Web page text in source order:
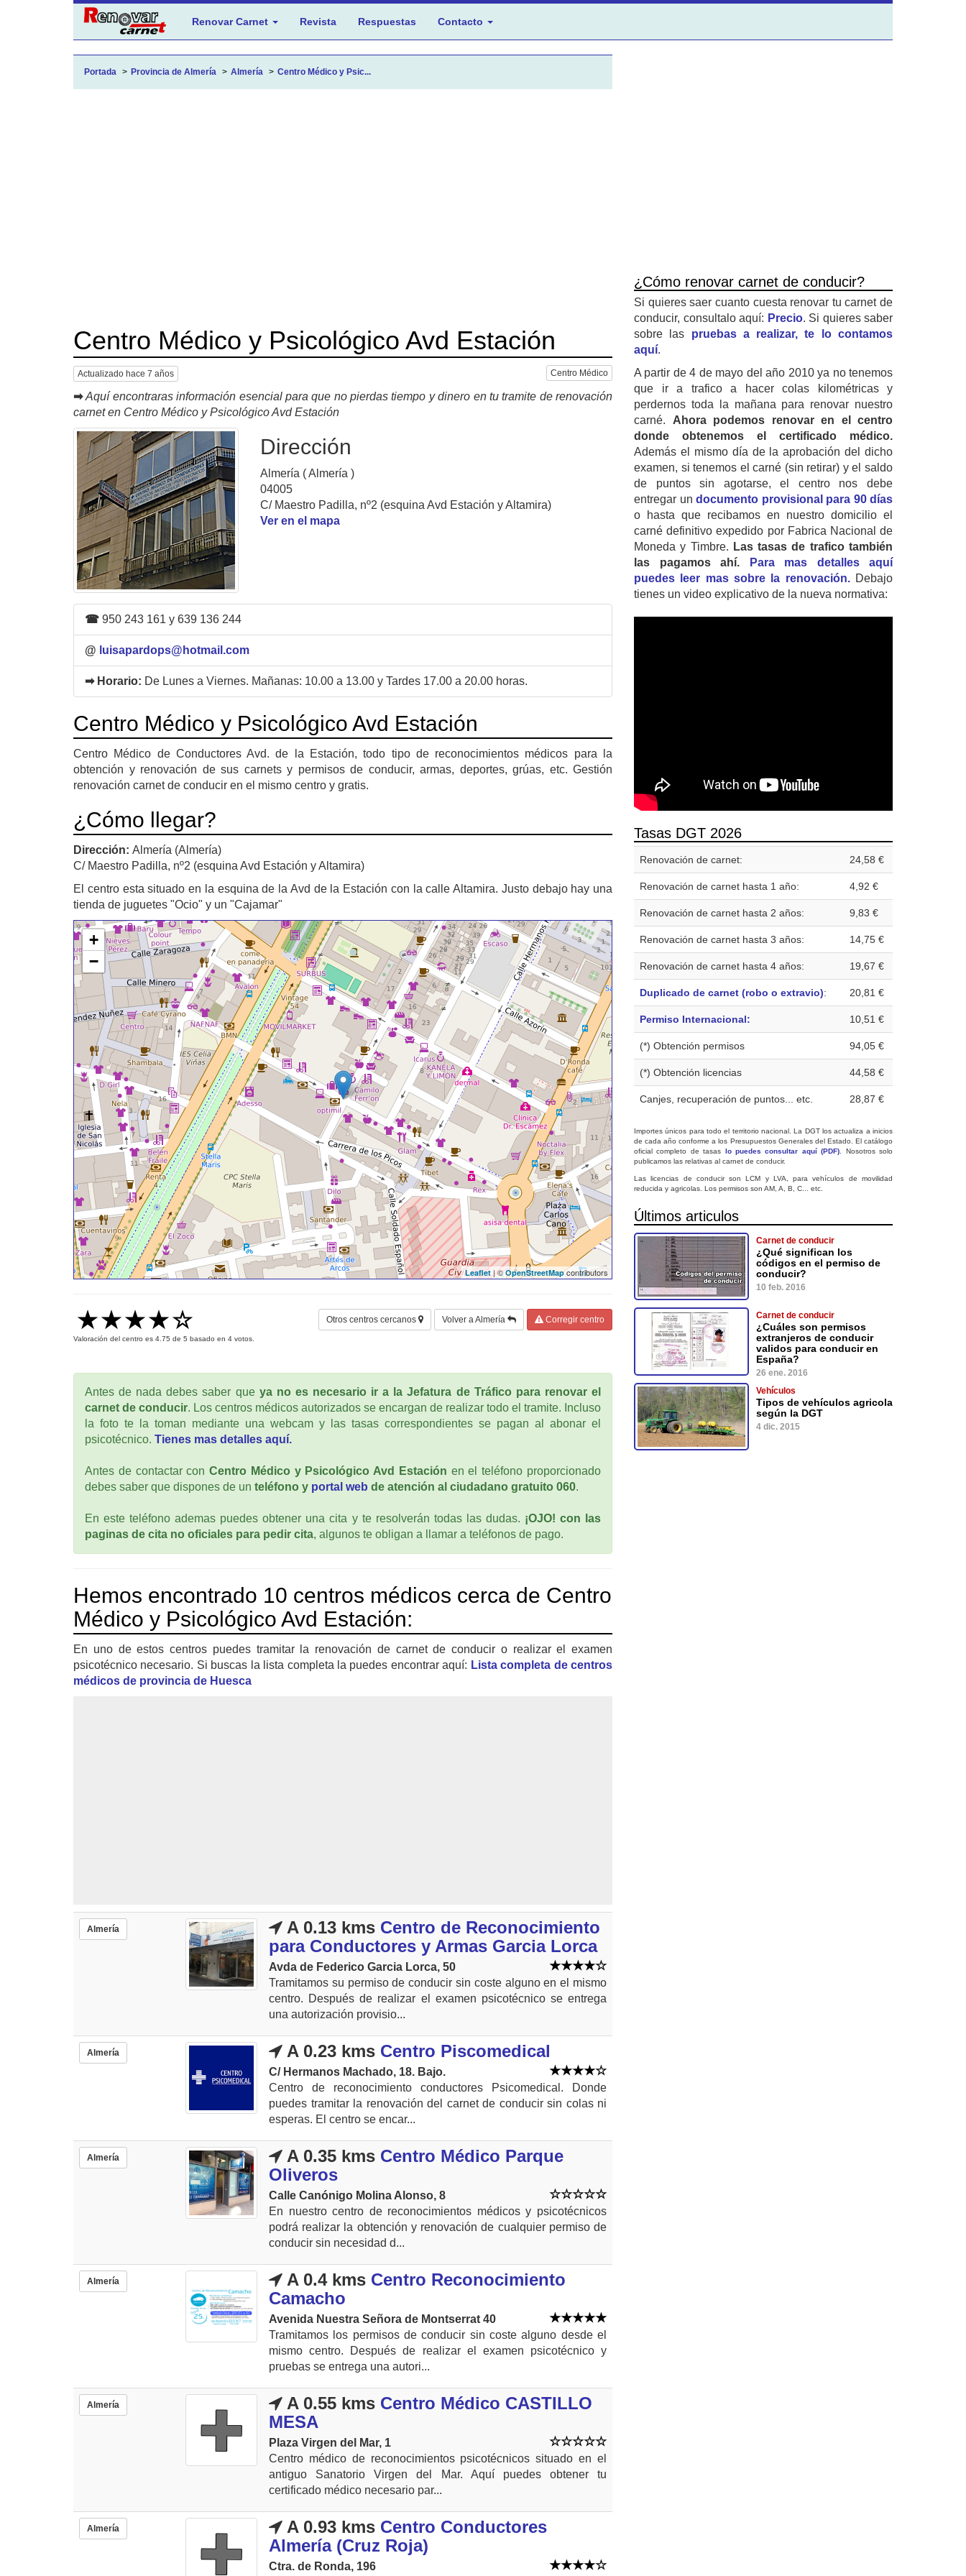
Renovar Carnet Revista Respuestas Contacto
Portada Provincia de Almería Almería Centro Médico y Psic...
Centro Médico y Psicológico Avd Estación
Actualizado hace 7 años Centro Médico
➡ Aquí encontraras información esencial para que no pierdas tiempo y dinero en tu tramite de renovación
carnet en Centro Médico y Psicológico Avd Estación
Dirección
Almería ( Almería )
04005
C/ Maestro Padilla, nº2 (esquina Avd Estación y Altamira)
Ver en el mapa
☎ 950 243 161 y 639 136 244
@ luisapardops@hotmail.com
➡ Horario: De Lunes a Viernes. Mañanas: 10.00 a 13.00 y Tardes 17.00 a 20.00 horas.
Centro Médico y Psicológico Avd Estación
Centro Médico de Conductores Avd. de la Estación, todo tipo de reconocimientos médicos para la
obtención y renovación de sus carnets y permisos de conducir, armas, deportes, grúas, etc. Gestión
renovación carnet de conducir en el mismo centro y gratis.
¿Cómo llegar?
Dirección: Almería (Almería)
C/ Maestro Padilla, nº2 (esquina Avd Estación y Altamira)
El centro esta situado en la esquina de la Avd de la Estación con la calle Altamira. Justo debajo hay una
tienda de juguetes "Ocio" y un "Cajamar"
+
−
Leaflet | © OpenStreetMapcontributors
Valoración del centro es 4.75 de 5 basado en 4 votos.
Otros centros cercanos Volver a Almería Corregir centro
Antes de nada debes saber que ya no es necesario ir a la Jefatura de Tráfico para renovar el
carnet de conducir. Los centros médicos autorizados se encargan de realizar todo el tramite. Incluso
la foto te la toman mediante una webcam y las tasas correspondientes se pagan al abonar el
psicotécnico. Tienes mas detalles aquí.
Antes de contactar conCentro Médico y Psicológico Avd Estación en el teléfono proporcionado
debes saber que dispones de un teléfono y portal web de atención al ciudadano gratuito 060.
En este teléfono ademas puedes obtener una cita y te resolverán todas las dudas. ¡OJO! con las
paginas de cita no oficiales para pedir cita, algunos te obligan a llamar a teléfonos de pago.
Hemos encontrado 10 centros médicos cerca de Centro
Médico y Psicológico Avd Estación:
En uno de estos centros puedes tramitar la renovación de carnet de conducir o realizar el examen
psicotécnico necesario. Si buscas la lista completa la puedes encontrar aquí: Lista completa de centros
médicos de provincia de Huesca
Almería A 0.13 kms Centro de Reconocimiento
para Conductores y Armas Garcia Lorca
Avda de Federico Garcia Lorca, 50
Tramitamos su permiso de conducir sin coste alguno en el mismo
centro. Después de realizar el examen psicotécnico se entrega
una autorización provisio...
Almería A 0.23 kms Centro Piscomedical
C/ Hermanos Machado, 18. Bajo.
Centro de reconocimiento conductores Psicomedical. Donde
puedes tramitar la renovación del carnet de conducir sin colas ni
esperas. El centro se encar...
Almería A 0.35 kms Centro Médico Parque
Oliveros
Calle Canónigo Molina Alonso, 8
En nuestro centro de reconocimientos médicos y psicotécnicos
podrá realizar la obtención y renovación de cualquier permiso de
conducir sin necesidad d...
Almería A 0.4 kms Centro Reconocimiento
Camacho
Avenida Nuestra Señora de Montserrat 40
Tramitamos los permisos de conducir sin coste alguno desde el
mismo centro. Después de realizar el examen psicotécnico y
pruebas se entrega una autori...
Almería A 0.55 kms Centro Médico CASTILLO
MESA
Plaza Virgen del Mar, 1
Centro médico de reconocimientos psicotécnicos situado en el
antiguo Sanatorio Virgen del Mar. Aquí puedes obtener tu
certificado médico necesario par...
Almería A 0.93 kms Centro Conductores
Almería (Cruz Roja)
Ctra. de Ronda, 196
¿Cómo renovar carnet de conducir?
Si quieres saer cuanto cuesta renovar tu carnet de
conducir, consultalo aquí: Precio. Si quieres saber
sobre las pruebas a realizar, te lo contamos
aquí.
A partir de 4 de mayo del año 2010 ya no tenemos
que ir a trafico a hacer colas kilométricas y
perdernos toda la mañana para renovar nuestro
carné. Ahora podemos renovar en el centro
donde obtenemos el certificado médico.
Además el mismo día de la aprobación del dicho
examen, si tenemos el carné (sin retirar) y el saldo
de puntos sin agotarse, el centro nos debe
entregar un documento provisional para 90 días
o hasta que recibamos en nuestro domicilio el
carné definitivo expedido por Fabrica Nacional de
Moneda y Timbre. Las tasas de trafico también
las pagamos ahí.
Para mas detalles aquí
puedes leer mas sobre la renovación.Debajo
tienes un video explicativo de la nueva normativa:
Tasas DGT 2026
Renovación de carnet: 24,58 €
Renovación de carnet hasta 1 año: 4,92 €
Renovación de carnet hasta 2 años: 9,83 €
Renovación de carnet hasta 3 años: 14,75 €
Renovación de carnet hasta 4 años: 19,67 €
Duplicado de carnet (robo o extravio): 20,81 €
Permiso Internacional: 10,51 €
(*) Obtención permisos 94,05 €
(*) Obtención licencias 44,58 €
Canjes, recuperación de puntos... etc. 28,87 €
Importes únicos para todo el territorio nacional. La DGT los actualiza a inicios
de cada año conforme a los Presupuestos Generales del Estado. El catálogo
oficial completo de tasas lo puedes consultar aquí (PDF) . Nosotros solo
publicamos las relativas al carnet de conducir.
Las licencias de conducir son LCM y LVA, para vehículos de movilidad
reducida y agricolas. Los permisos son AM, A, B, C... etc.
Últimos articulos
Carnet de conducir
¿Qué significan los
códigos en el permiso de
conducir?
10 feb. 2016
Carnet de conducir
¿Cuáles son permisos
extranjeros de conducir
validos para conducir en
España?
26 ene. 2016
Vehículos
Tipos de vehículos agricola
según la DGT
4 dic. 2015